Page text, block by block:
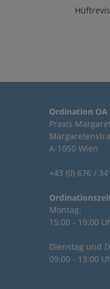
Ordination
Praxis
A-1050 Wien
+43 (0) 676 /
Montag:
15:00 - 19:00
Dienstag und
09:00 - 13:00